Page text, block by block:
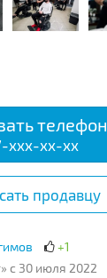
телефон
xxx-xx-xx
продавцу
+1
с 30 июля 2022